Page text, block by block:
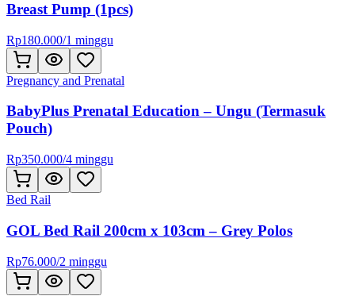
Breast Pump (1pcs)
Rp180.000/1 minggu
Pregnancy and Prenatal
BabyPlus Prenatal Education – Ungu (Termasuk
Pouch)
Rp350.000/4 minggu
Bed Rail
GOL Bed Rail 200cm x 103cm – Grey Polos
Rp76.000/2 minggu